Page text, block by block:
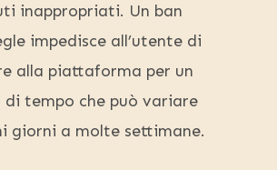
inappropriati. Un ban
impedisce all’utente di
alla piattaforma per un
di tempo che può variare
giorni a molte settimane.